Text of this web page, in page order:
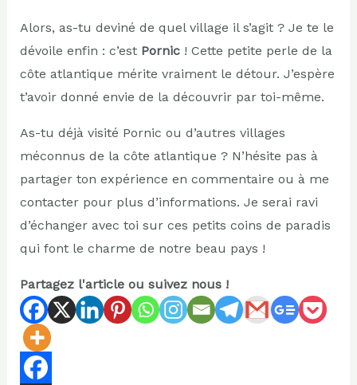
Alors, as-tu deviné de quel village il s’agit ? Je te le
dévoile enfin : c’est Pornic! Cette petite perle de la
côte atlantique mérite vraiment le détour. J’espère
t’avoir donné envie de la découvrir par toi-même.
As-tu déjà visité Pornic ou d’autres villages
méconnus de la côte atlantique ? N’hésite pas à
partager ton expérience en commentaire ou à me
contacter pour plus d’informations. Je serai ravi
d’échanger avec toi sur ces petits coins de paradis
qui font le charme de notre beau pays !
Partagez l'article ou suivez nous !